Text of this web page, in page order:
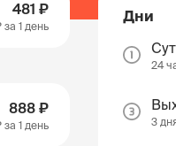
481 ₽
за 1 день
888 ₽
за 1 день
Дни
24
3